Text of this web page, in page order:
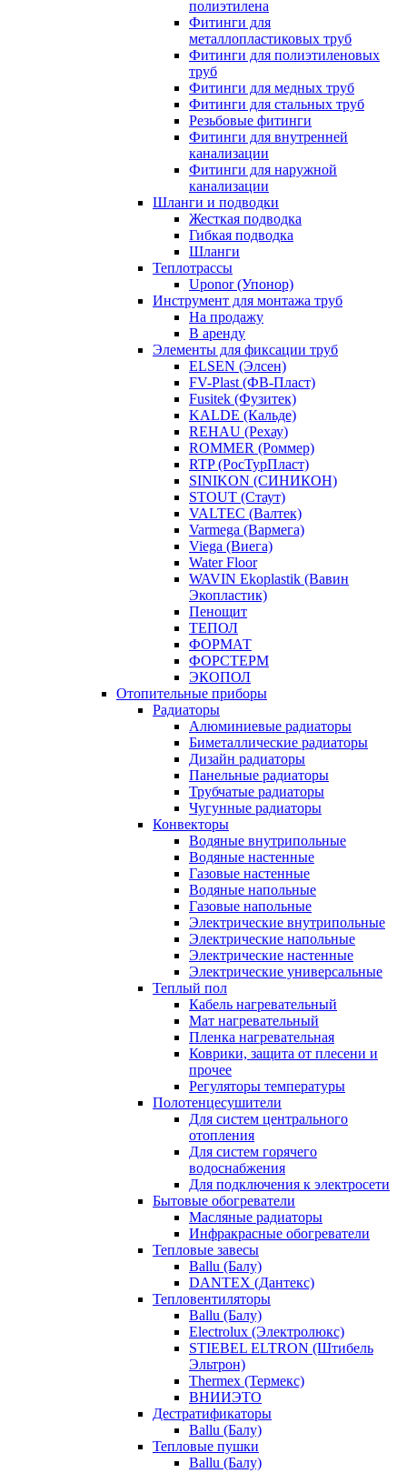
полиэтилена
Фитинги для
металлопластиковых труб
Фитинги для полиэтиленовых
труб
Фитинги для медных труб
Фитинги для стальных труб
Резьбовые фитинги
Фитинги для внутренней
канализации
Фитинги для наружной
канализации
Шланги и подводки
Жесткая подводка
Гибкая подводка
Шланги
Теплотрассы
Uponor (Упонор)
Инструмент для монтажа труб
На продажу
В аренду
Элементы для фиксации труб
ELSEN (Элсен)
FV-Plast (ФВ-Пласт)
Fusitek (Фузитек)
KALDE (Кальде)
REHAU (Рехау)
ROMMER (Роммер)
RTP (РосТурПласт)
SINIKON (СИНИКОН)
STOUT (Стаут)
VALTEC (Валтек)
Varmega (Вармега)
Viega (Виега)
Water Floor
WAVIN Ekoplastik (Вавин
Экопластик)
Пенощит
ТЕПОЛ
ФОРМАТ
ФОРСТЕРМ
ЭКОПОЛ
Отопительные приборы
Радиаторы
Алюминиевые радиаторы
Биметаллические радиаторы
Дизайн радиаторы
Панельные радиаторы
Трубчатые радиаторы
Чугунные радиаторы
Конвекторы
Водяные внутрипольные
Водяные настенные
Газовые настенные
Водяные напольные
Газовые напольные
Электрические внутрипольные
Электрические напольные
Электрические настенные
Электрические универсальные
Теплый пол
Кабель нагревательный
Мат нагревательный
Пленка нагревательная
Коврики, защита от плесени и
прочее
Регуляторы температуры
Полотенцесушители
Для систем центрального
отопления
Для систем горячего
водоснабжения
Для подключения к электросети
Бытовые обогреватели
Масляные радиаторы
Инфракрасные обогреватели
Тепловые завесы
Ballu (Балу)
DANTEX (Дантекс)
Тепловентиляторы
Ballu (Балу)
Electrolux (Электролюкс)
STIEBEL ELTRON (Штибель
Эльтрон)
Thermex (Термекс)
ВНИИЭТО
Дестратификаторы
Ballu (Балу)
Тепловые пушки
Ballu (Балу)